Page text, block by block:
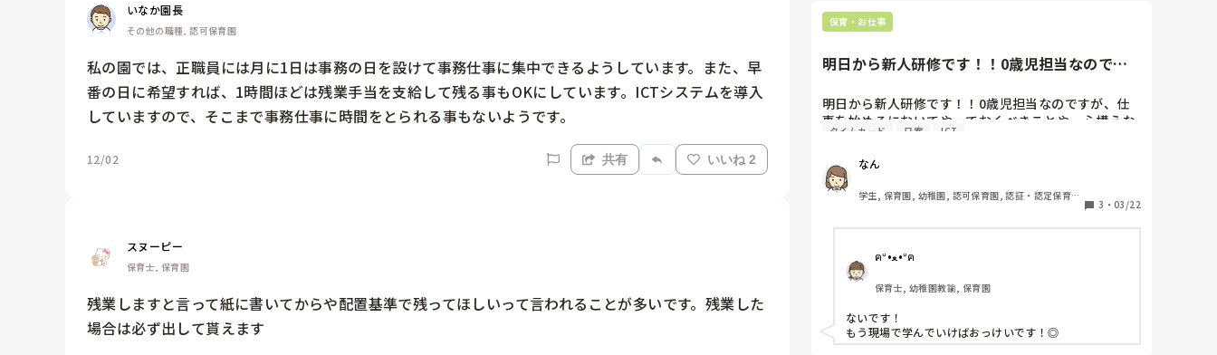
いなか園長
その他の職種, 認可保育園
私の園では、正職員には月に1日は事務の日を設けて事務仕事に集中できるようしています。また、早
番の日に希望すれば、1時間ほどは残業手当を支給して残る事もOKにしています。ICTシステムを導入
していますので、そこまで事務仕事に時間をとられる事もないようです。
12/02 共有 いいね 2
スヌーピー
保育士, 保育園
残業しますと言って紙に書いてからや配置基準で残ってほしいって言われることが多いです。残業した
場合は必ず出して貰えます
保育・お仕事
明日から新人研修です！！0歳児担当なのです
明日から新人研修です！！0歳児担当なのですが、仕
事を始めるにおいてやっておくべきことや、心構えな
どがあれば教えてください！！不安です！！！
タイムカード 日案 ICT
なん
学生, 保育園, 幼稚園, 認可保育園, 認証・認定保育
3 ・ 03/22
ฅᐡ•ﻌ•ᐡฅ
保育士, 幼稚園教諭, 保育園
ないです！
もう現場で学んでいけばおっけいです！◎